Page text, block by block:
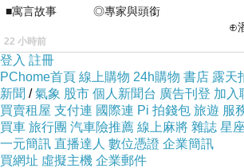
■寓言故事 ◎專家與頭銜
⊕潘文良 在
之谷」裡——
22 小時前
登入 註冊
PChome首頁 線上購物 24h購物 書店 露天
新聞 /氣象 股市 個人新聞台 廣告刊登 加入
買賣租屋 支付連 國際連 Pi 拍錢包 旅遊 服
買車 旅行團 汽車險推薦 線上麻將 雜誌 星
一元簡訊 直播達人 數位憑證 企業簡訊
買網址 虛擬主機 企業郵件